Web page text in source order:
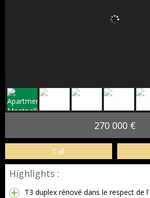
270 000 €
Call
Highlights :
T3 duplex rénové dans le respect de